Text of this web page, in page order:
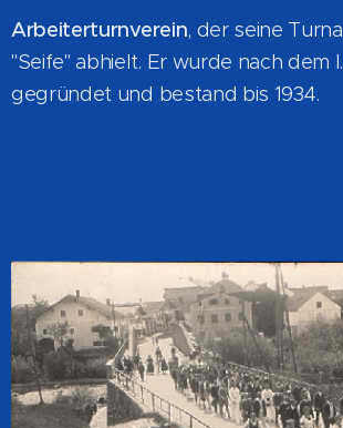
Arbeiterturnverein, der seine
"Seife" abhielt. Er wurde nach dem
gegründet und bestand bis 1934.